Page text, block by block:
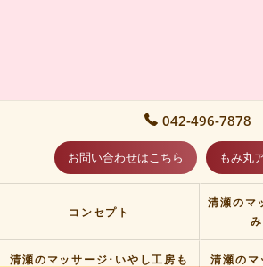
042-496-7878
お問い合わせはこちら もみ丸
コンセプト
清瀬のマ
清瀬のマッサージ･いやし工房も
清瀬のマ